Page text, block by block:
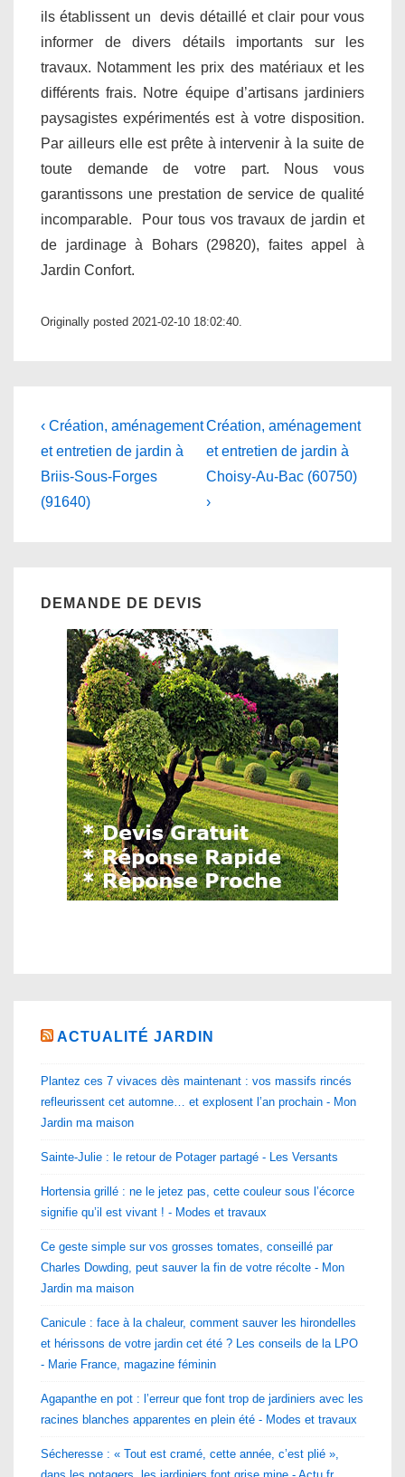
ils établissent un devis détaillé et clair pour vous
informer de divers détails importants sur les
travaux. Notamment les prix des matériaux et les
différents frais. Notre équipe d’artisans jardiniers
paysagistes expérimentés est à votre disposition.
Par ailleurs elle est prête à intervenir à la suite de
toute demande de votre part. Nous vous
garantissons une prestation de service de qualité
incomparable. Pour tous vos travaux de jardin et
de jardinage à Bohars (29820), faites appel à
Jardin Confort.
Originally posted 2021-02-10 18:02:40.
Navigation
de
l’article
Previous
Post
is
‹ Création, aménagement
et entretien de jardin à
Briis-Sous-Forges
(91640)
Next
Post
is
Création, aménagement
et entretien de jardin à
Choisy-Au-Bac (60750)
›
DEMANDE DE DEVIS
ACTUALITÉ JARDIN
Plantez ces 7 vivaces dès maintenant : vos massifs rincés
refleurissent cet automne… et explosent l’an prochain - Mon
Jardin ma maison
Sainte-Julie : le retour de Potager partagé - Les Versants
Hortensia grillé : ne le jetez pas, cette couleur sous l’écorce
signifie qu’il est vivant ! - Modes et travaux
Ce geste simple sur vos grosses tomates, conseillé par
Charles Dowding, peut sauver la fin de votre récolte - Mon
Jardin ma maison
Canicule : face à la chaleur, comment sauver les hirondelles
et hérissons de votre jardin cet été ? Les conseils de la LPO
- Marie France, magazine féminin
Agapanthe en pot : l’erreur que font trop de jardiniers avec les
racines blanches apparentes en plein été - Modes et travaux
Sécheresse : « Tout est cramé, cette année, c’est plié »,